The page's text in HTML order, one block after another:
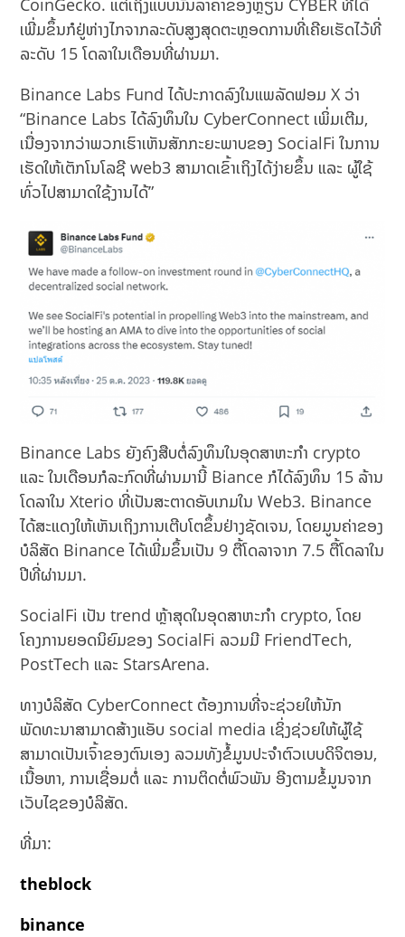
CoinGecko. ແຕ່ເຖິງແບບນັ້ນລາຄາຂອງຫຼຽນ CYBER ທີ່ໄດ້
ເພີ່ມຂຶ້ນກໍຢູ່ຫ່າງໄກຈາກລະດັບສູງສຸດຕະຫຼອດການທີ່ເຄີຍເຮັດໄວ້ທີ່
ລະດັບ 15 ໂດລາໃນເດືອນທີ່ຜ່ານມາ.
Binance Labs Fund ໄດ້ປະກາດລົງໃນແພລັດຟອມ X ວ່າ
“Binance Labs ໄດ້ລົງທຶນໃນ CyberConnect ເພິ່ມເຕີມ,
ເນື່ອງຈາກວ່າພວກເຮົາເຫັນສັກກະຍະພາບຂອງ SocialFi ໃນການ
ເຮັດໃຫ້ເຕັກໂນໂລຊີ web3 ສາມາດເຂົ້າເຖິງໄດ້ງ່າຍຂຶ້ນ ແລະ ຜູ້ໃຊ້
ທົ່ວໄປສາມາດໃຊ້ງານໄດ້”
Binance Labs ຍັງຄົງສືບຕໍ່ລົງທຶນໃນອຸດສາຫະກຳ crypto
ແລະ ໃນເດືອນກໍລະກົດທີ່ຜ່ານມານີ້ Biance ກໍໄດ້ລົງທຶນ 15 ລ້ານ
ໂດລາໃນ Xterio ທີ່ເປັນສະຕາດອັບເກມໃນ Web3. Binance
ໄດ້ສະແດງໃຫ້ເຫັນເຖິງການເຕີບໂຕຂຶ້ນຢ່າງຊັດເຈນ, ໂດຍມູນຄ່າຂອງ
ບໍລິສັດ Binance ໄດ້ເພີ່ມຂຶ້ນເປັນ 9 ຕື້ໂດລາຈາກ 7.5 ຕື້ໂດລາໃນ
ປີທີ່ຜ່ານມາ.
SocialFi ເປັນ trend ຫຼ້າສຸດໃນອຸດສາຫະກຳ crypto, ໂດຍ
ໂຄງການຍອດນິຍົມຂອງ SocialFi ລວມມີ FriendTech,
PostTech ແລະ StarsArena.
ທາງບໍລິສັດ CyberConnect ຕ້ອງການທີ່ຈະຊ່ວຍໃຫ້ນັກ
ພັດທະນາສາມາດສ້າງແອັບ social media ເຊິ່ງຊ່ວຍໃຫ້ຜູ້ໃຊ້
ສາມາດເປັນເຈົ້າຂອງຕົນເອງ ລວມທັງຂໍ້ມູນປະຈຳຕົວເບບດິຈິຕອນ,
ເນື້ອຫາ, ການເຊື່ອມຕໍ່ ແລະ ການຕິດຕໍ່ພົວພັນ ອີງຕາມຂໍ້ມູນຈາກ
ເວັບໄຊຂອງບໍລິສັດ.
ທີ່ມາ:
theblock
binance